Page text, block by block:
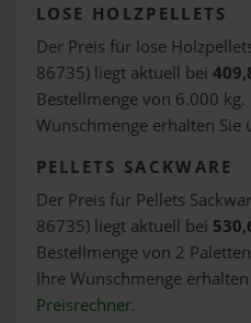
LOSE HOLZPELLETS
Der Preis für lose
86735) liegt aktuell bei
Bestellmenge von 6.000
Wunschmenge erhalten Sie
PELLETS SACKWARE
Der Preis für Pellets
86735) liegt aktuell bei
Bestellmenge von 2
Ihre Wunschmenge
Preisrechner.